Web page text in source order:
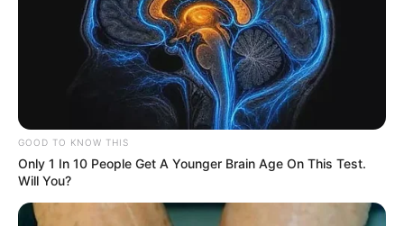
Composición Alerta Bogotá - Localidad de Engativá.
Amor, amistad y sabor criollo: Engativá celebra su primer
festival gastronómico
Por: July Morales
Septiembre 14, 2025
GOOD TO KNOW THIS
Only 1 In 10 People Get A Younger Brain Age On This Test.
Will You?